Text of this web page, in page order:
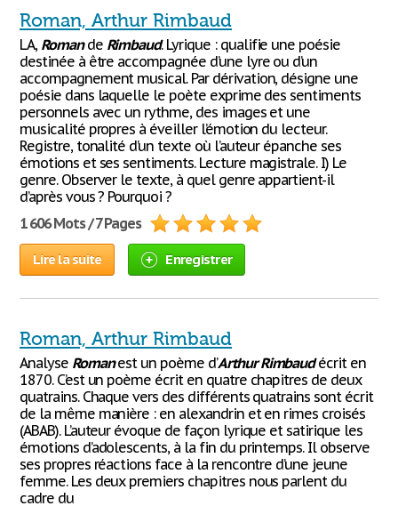
Roman, Arthur Rimbaud
LA, Romande Rimbaud. Lyrique : qualifie une poésie
destinée à être accompagnée d’une lyre ou d’un
accompagnement musical. Par dérivation, désigne une
poésie dans laquelle le poète exprime des sentiments
personnels avec un rythme, des images et une
musicalité propres à éveiller l’émotion du lecteur.
Registre, tonalité d’un texte où l’auteur épanche ses
émotions et ses sentiments. Lecture magistrale. I) Le
genre. Observer le texte, à quel genre appartient-il
d’après vous ? Pourquoi ?
1 606 Mots / 7 Pages
Lire la suite Enregistrer
Roman, Arthur Rimbaud
Analyse Romanest un poème d’ArthurRimbaudécrit en
1870. C’est un poème écrit en quatre chapitres de deux
quatrains. Chaque vers des différents quatrains sont écrit
de la même manière : en alexandrin et en rimes croisés
(ABAB). L’auteur évoque de façon lyrique et satirique les
émotions d’adolescents, à la fin du printemps. Il observe
ses propres réactions face à la rencontre d’une jeune
femme. Les deux premiers chapitres nous parlent du
cadre du